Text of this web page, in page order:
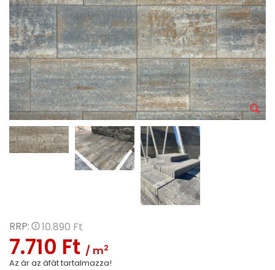
RRP: 10.890 Ft
7.710 Ft / m2
Az ár az áfát tartalmazza!